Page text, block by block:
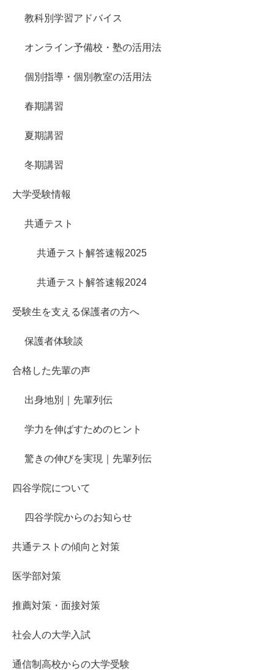
教科別学習アドバイス
オンライン予備校・塾の活用法
個別指導・個別教室の活用法
春期講習
夏期講習
冬期講習
大学受験情報
共通テスト
共通テスト解答速報2025
共通テスト解答速報2024
受験生を支える保護者の方へ
保護者体験談
合格した先輩の声
出身地別｜先輩列伝
学力を伸ばすためのヒント
驚きの伸びを実現｜先輩列伝
四谷学院について
四谷学院からのお知らせ
共通テストの傾向と対策
医学部対策
推薦対策・面接対策
社会人の大学入試
通信制高校からの大学受験